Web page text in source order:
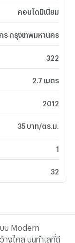
คอนโดมิเนียม
ร กรุงเทพมหานคร
322
2.7 เมตร
2012
35 บาท/ตร.ม.
1
32
บ Modern
งไกล บนทำเลที่ดี